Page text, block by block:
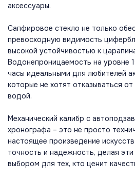
аксессуары.
Сапфировое стекло не только
превосходную видимость
высокой устойчивостью к
Водонепроницаемость на уровне
часы идеальными для любителей
которые не хотят отказываться
водой.
Механический калибр с
хронографа – это не просто
настоящее произведение
точность и надежность, делая
выбором для тех, кто ценит